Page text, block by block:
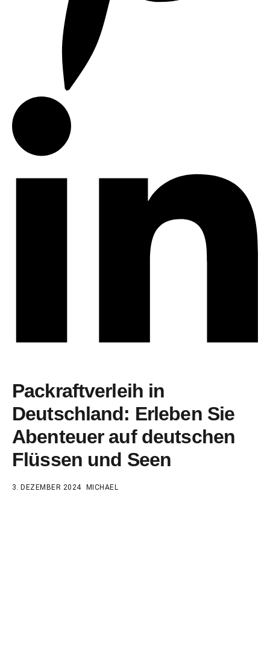
Packraftverleih in
Deutschland: Erleben Sie
Abenteuer auf deutschen
Flüssen und Seen
3. DEZEMBER 2024 MICHAEL